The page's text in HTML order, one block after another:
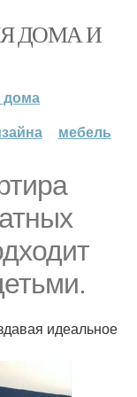
ДОМА И
дома
мебель
идеальное